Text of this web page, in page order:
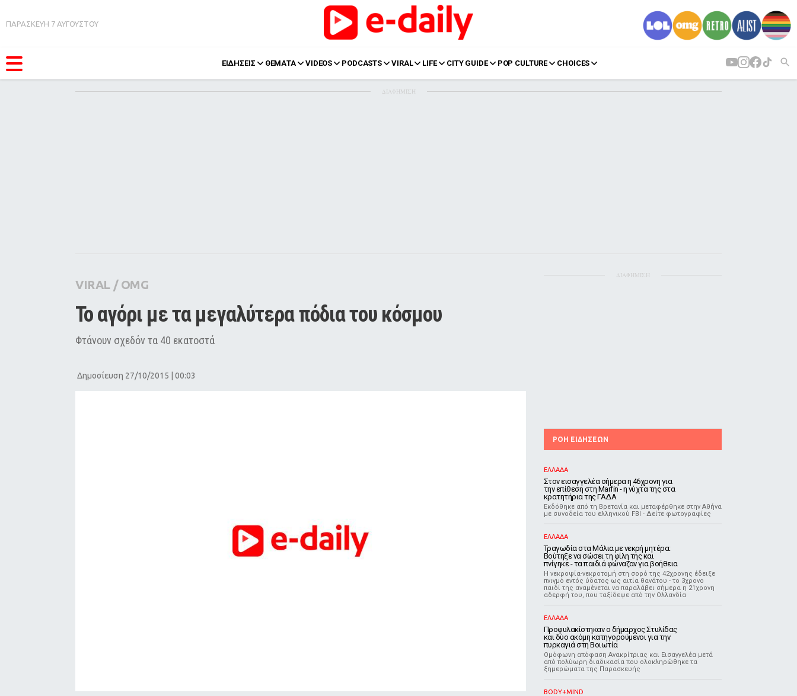
ΠΑΡΑΣΚΕΥΗ 7 ΑΥΓΟΥΣΤΟΥ
ΕΙΔΗΣΕΙΣ ΘΕΜΑΤΑ VIDEOS PODCASTS VIRAL LIFE CITY GUIDE POP CULTURE CHOICES
Pop Culture
Agenda
ΔΙΑΦΗΜΙΣΗ
VIRAL / OMG
Το αγόρι με τα μεγαλύτερα πόδια του κόσμου
Φτάνουν σχεδόν τα 40 εκατοστά
Δημοσίευση 27/10/2015 | 00:03
ΔΙΑΦΗΜΙΣΗ
ΡΟΗ ΕΙΔΗΣΕΩΝ
ΕΛΛΑΔΑ
Στον εισαγγελέα σήμερα η 46χρονη για
την επίθεση στη Marfin - η νύχτα της στα
κρατητήρια της ΓΑΔΑ
Εκδόθηκε από τη Βρετανία και μεταφέρθηκε στην Αθήνα
με συνοδεία του ελληνικού FBI - Δείτε φωτογραφίες
ΕΛΛΑΔΑ
Τραγωδία στα Μάλια με νεκρή μητέρα:
Βούτηξε να σώσει τη φίλη της και
πνίγηκε - τα παιδιά φώναζαν για βοήθεια
Η νεκροψία-νεκροτομή στη σορό της 42χρονης έδειξε
πνιγμό εντός ύδατος ως αιτία θανάτου - το 3χρονο
παιδί της αναμένεται να παραλάβει σήμερα η 21χρονη
αδερφή του, που ταξίδεψε από την Ολλανδία
ΕΛΛΑΔΑ
Προφυλακίστηκαν ο δήμαρχος Στυλίδας
και δύο ακόμη κατηγορούμενοι για την
πυρκαγιά στη Βοιωτία
Ομόφωνη απόφαση Ανακρίτριας και Εισαγγελέα μετά
από πολύωρη διαδικασία που ολοκληρώθηκε τα
ξημερώματα της Παρασκευής
BODY+MIND